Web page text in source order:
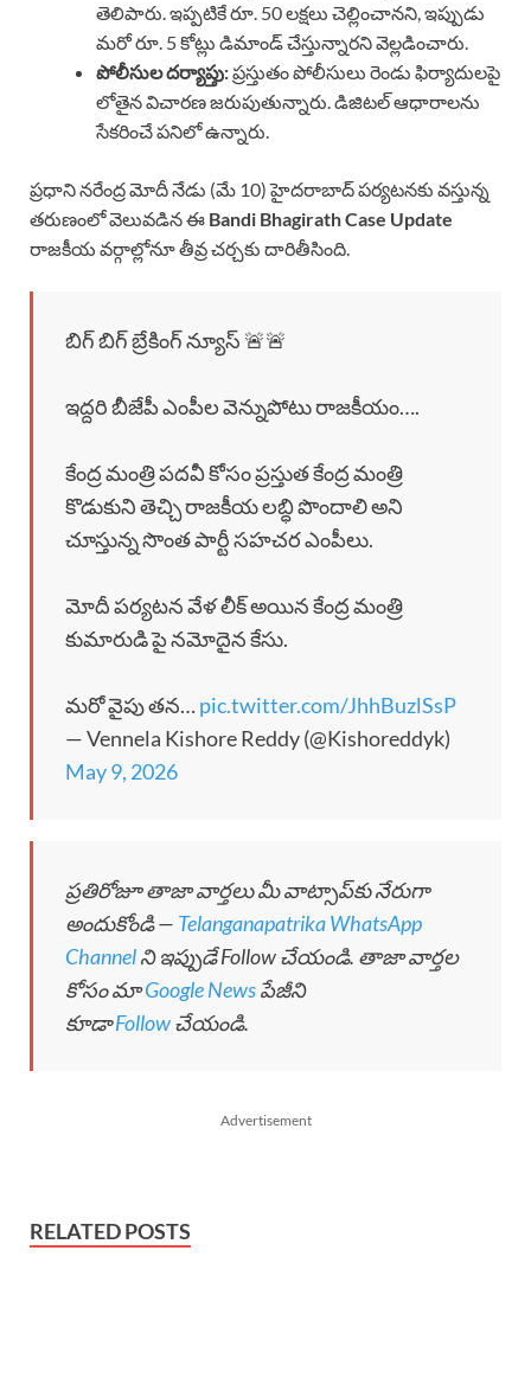
తెలిపారు. ఇప్పటికే రూ. 50 లక్షలు చెల్లించానని, ఇప్పుడు
మరో రూ. 5 కోట్లు డిమాండ్ చేస్తున్నారని వెల్లడించారు.
పోలీసుల దర్యాప్తు:ప్రస్తుతం పోలీసులు రెండు ఫిర్యాదులపై
లోతైన విచారణ జరుపుతున్నారు. డిజిటల్ ఆధారాలను
సేకరించే పనిలో ఉన్నారు.
ప్రధాని నరేంద్ర మోదీ నేడు (మే 10) హైదరాబాద్ పర్యటనకు వస్తున్న
తరుణంలో వెలువడిన ఈ Bandi Bhagirath Case Update
రాజకీయ వర్గాల్లోనూ తీవ్ర చర్చకు దారితీసింది.
బిగ్ బిగ్ బ్రేకింగ్ న్యూస్ 🚨🚨
ఇద్దరి బీజేపీ ఎంపీల వెన్నుపోటు రాజకీయం….
కేంద్ర మంత్రి పదవీ కోసం ప్రస్తుత కేంద్ర మంత్రి
కొడుకుని తెచ్చి రాజకీయ లబ్ధి పొందాలి అని
చూస్తున్న సొంత పార్టీ సహచర ఎంపీలు.
మోదీ పర్యటన వేళ లీక్ అయిన కేంద్ర మంత్రి
కుమారుడి పై నమోదైన కేసు.
మరో వైపు తన…pic.twitter.com/JhhBuzlSsP
— Vennela Kishore Reddy (@Kishoreddyk)
May 9, 2026
ప్రతిరోజూ తాజా వార్తలు మీ వాట్సాప్‌కు నేరుగా
అందుకోండి — Telanganapatrika WhatsApp
Channelని ఇప్పుడే Follow చేయండి. తాజా వార్తల
కోసం మాGoogle Newsపేజీని
కూడాFollowచేయండి.
Advertisement
RELATED POSTS